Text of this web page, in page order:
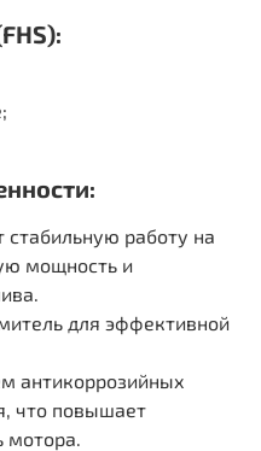
стабильную работу на
мощность и
для эффективной
антикоррозийных
что повышает
мотора.